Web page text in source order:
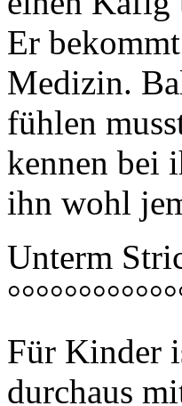
Er
Medizin.
fühlen
kennen bei
ihn wohl
Unterm
Für Kinder
durchaus